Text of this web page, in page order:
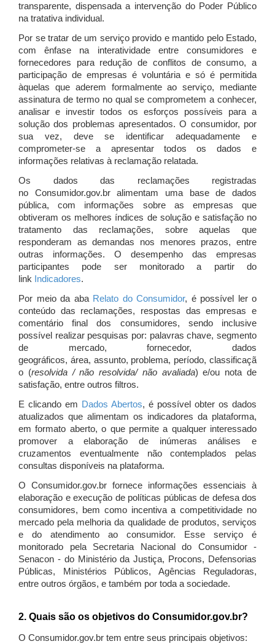
transparente, dispensada a intervenção do Poder Público
na tratativa individual.
Por se tratar de um serviço provido e mantido pelo Estado,
com ênfase na interatividade entre consumidores e
fornecedores para redução de conflitos de consumo, a
participação de empresas é voluntária e só é permitida
àquelas que aderem formalmente ao serviço, mediante
assinatura de termo no qual se comprometem a conhecer,
analisar e investir todos os esforços possíveis para a
solução dos problemas apresentados. O consumidor, por
sua vez, deve se identificar adequadamente e
comprometer-se a apresentar todos os dados e
informações relativas à reclamação relatada.
Os dados das reclamações registradas
no Consumidor.gov.br alimentam uma base de dados
pública, com informações sobre as empresas que
obtiveram os melhores índices de solução e satisfação no
tratamento das reclamações, sobre aquelas que
responderam as demandas nos menores prazos, entre
outras informações. O desempenho das empresas
participantes pode ser monitorado a partir do
link Indicadores.
Por meio da aba Relato do Consumidor, é possível ler o
conteúdo das reclamações, respostas das empresas e
comentário final dos consumidores, sendo inclusive
possível realizar pesquisas por: palavras chave, segmento
de mercado, fornecedor, dados
geográficos, área, assunto, problema, período, classificaçã
o (resolvida / não resolvida/ não avaliada) e/ou nota de
satisfação, entre outros filtros.
E clicando em Dados Abertos, é possível obter os dados
atualizados que alimentam os indicadores da plataforma,
em formato aberto, o que permite a qualquer interessado
promover a elaboração de inúmeras análises e
cruzamentos eventualmente não contemplados pelas
consultas disponíveis na plataforma.
O Consumidor.gov.br fornece informações essenciais à
elaboração e execução de políticas públicas de defesa dos
consumidores, bem como incentiva a competitividade no
mercado pela melhoria da qualidade de produtos, serviços
e do atendimento ao consumidor. Esse serviço é
monitorado pela Secretaria Nacional do Consumidor -
Senacon - do Ministério da Justiça, Procons, Defensorias
Públicas, Ministérios Públicos, Agências Reguladoras,
entre outros órgãos, e também por toda a sociedade.
2. Quais são os objetivos do Consumidor.gov.br?
O Consumidor.gov.br tem entre seus principais objetivos: